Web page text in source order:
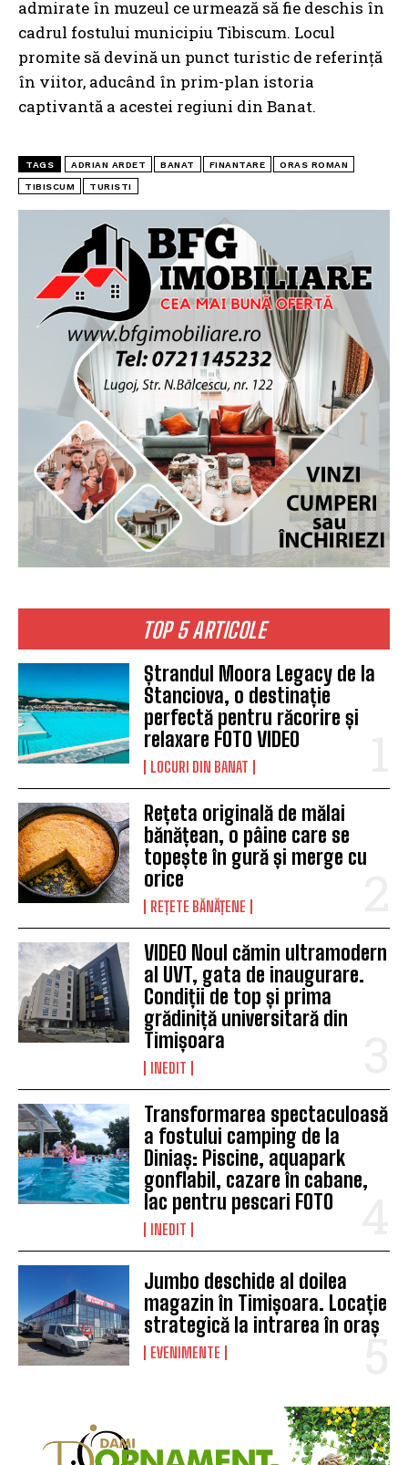
TOP 5 ARTICOLE
Ștrandul Moora Legacy de la
Stanciova, o destinație
perfectă pentru răcorire și
relaxare FOTO VIDEO
LOCURI DIN BANAT
Rețeta originală de mălai
bănățean, o pâine care se
topește în gură și merge cu
orice
REȚETE BĂNĂȚENE
VIDEO Noul cămin ultramodern
al UVT, gata de inaugurare.
Condiții de top și prima
grădiniță universitară din
Timișoara
INEDIT
Transformarea spectaculoasă
a fostului camping de la
Diniaș: Piscine, aquapark
gonflabil, cazare în cabane,
lac pentru pescari FOTO
INEDIT
Jumbo deschide al doilea
magazin în Timișoara. Locație
strategică la intrarea în oraș
EVENIMENTE
admirate în muzeul ce urmează să fie deschis în
cadrul fostului municipiu Tibiscum. Locul
promite să devină un punct turistic de referință
în viitor, aducând în prim-plan istoria
captivantă a acestei regiuni din Banat.
TAGS ADRIAN ARDET BANAT FINANTARE ORAS ROMAN
TIBISCUM TURISTI